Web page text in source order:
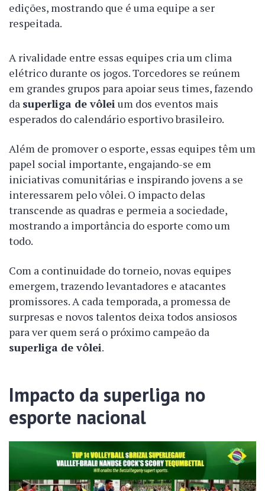
edições, mostrando que é uma equipe a ser
respeitada.
A rivalidade entre essas equipes cria um clima
elétrico durante os jogos. Torcedores se reúnem
em grandes grupos para apoiar seus times, fazendo
da superliga de vôleium dos eventos mais
esperados do calendário esportivo brasileiro.
Além de promover o esporte, essas equipes têm um
papel social importante, engajando-se em
iniciativas comunitárias e inspirando jovens a se
interessarem pelo vôlei. O impacto delas
transcende as quadras e permeia a sociedade,
mostrando a importância do esporte como um
todo.
Com a continuidade do torneio, novas equipes
emergem, trazendo levantadores e atacantes
promissores. A cada temporada, a promessa de
surpresas e novos talentos deixa todos ansiosos
para ver quem será o próximo campeão da
superliga de vôlei.
Impacto da superliga no
esporte nacional